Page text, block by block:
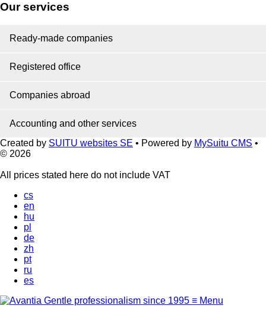
Our services
Ready-made companies
Registered office
Companies abroad
Accounting and other services
Created by SUITU websites SE • Powered by MySuitu CMS •
© 2026
All prices stated here do not include VAT
cs
en
hu
pl
de
zh
pt
ru
es
Gentle professionalism since 1995 ≡ Menu